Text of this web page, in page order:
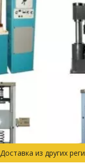
Доставка из других